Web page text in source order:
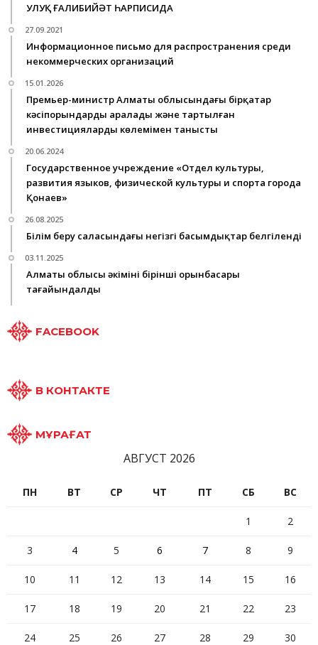
УЛУҚ ҒАЛИБИЙӘТ ҺАРПИСИДА
27.09.2021
Информационное письмо для распространения среди
некоммерческих организаций
15.01.2026
Премьер-министр Алматы облысындағы бірқатар
кәсіпорындарды аралады және тартылған
инвестициялардың көлемімен танысты
20.06.2024
Государственное учреждение «Отдел культуры,
развития языков, физической культуры и спорта города
Қонаев»
26.08.2025
Білім беру саласындағы негізгі басымдықтар белгіленді
03.11.2025
Алматы облысы әкімінің бірінші орынбасары
тағайындалды
FACEBOOK
В КОНТАКТЕ
МҰРАҒАТ
АВГУСТ 2026
ПН ВТ СР ЧТ ПТ СБ ВС
1 2
3 4 5 6 7 8 9
10 11 12 13 14 15 16
17 18 19 20 21 22 23
24 25 26 27 28 29 30